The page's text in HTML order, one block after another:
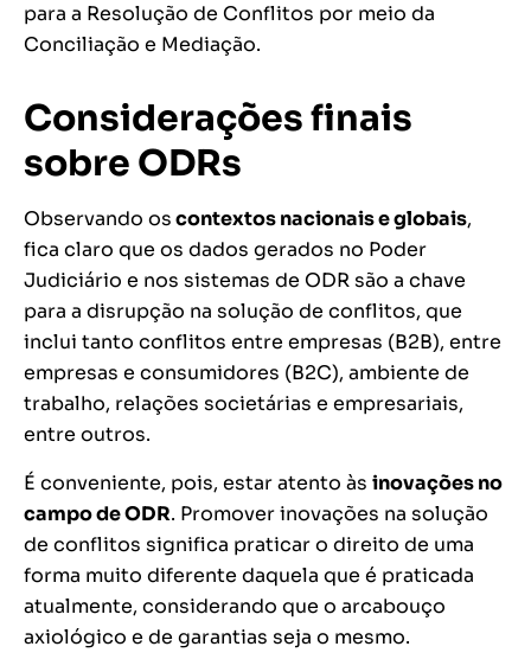
para a Resolução de Conflitos por meio da
Conciliação e Mediação.
Considerações finais
sobre ODRs
Observando oscontextos nacionais e globais,
fica claro que os dados gerados no Poder
Judiciário e nos sistemas de ODR são a chave
para a disrupção na solução de conflitos, que
inclui tanto conflitos entre empresas (B2B), entre
empresas e consumidores (B2C), ambiente de
trabalho, relações societárias e empresariais,
entre outros.
É conveniente, pois, estar atento às inovações no
campo de ODR. Promover inovações na solução
de conflitos significa praticar o direito de uma
forma muito diferente daquela que é praticada
atualmente, considerando que o arcabouço
axiológico e de garantias seja o mesmo.